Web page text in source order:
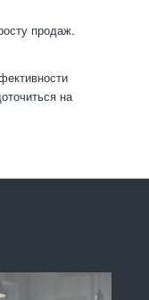
продаж.
на